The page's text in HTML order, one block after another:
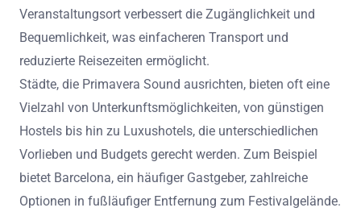
Veranstaltungsort verbessert die Zugänglichkeit und
Bequemlichkeit, was einfacheren Transport und
reduzierte Reisezeiten ermöglicht.
Städte, die Primavera Sound ausrichten, bieten oft eine
Vielzahl von Unterkunftsmöglichkeiten, von günstigen
Hostels bis hin zu Luxushotels, die unterschiedlichen
Vorlieben und Budgets gerecht werden. Zum Beispiel
bietet Barcelona, ein häufiger Gastgeber, zahlreiche
Optionen in fußläufiger Entfernung zum Festivalgelände.